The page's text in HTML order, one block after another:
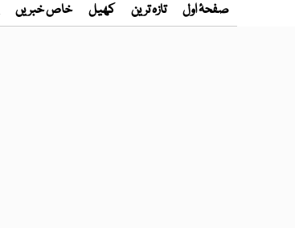
صفحۂ اول تازہ ترین کھیل خاص خبریں